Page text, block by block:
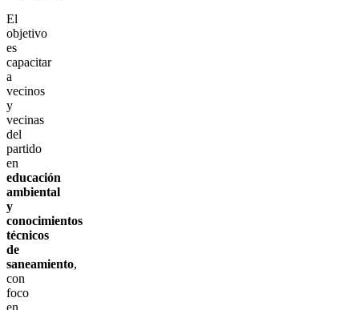
El
objetivo
es
capacitar
a
vecinos
y
vecinas
del
partido
en
educación
ambiental
y
conocimientos
técnicos
de
saneamiento,
con
foco